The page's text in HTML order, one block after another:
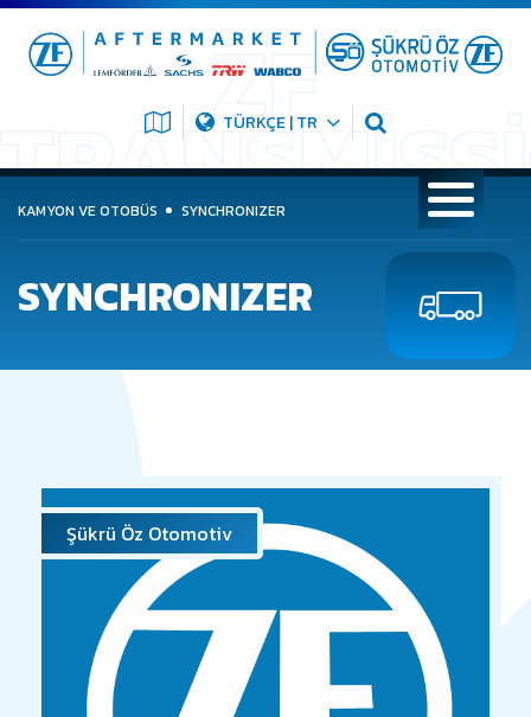
TÜRKÇE | TR
KAMYON VE OTOBÜS SYNCHRONIZER
SYNCHRONIZER
Şükrü Öz Otomotiv